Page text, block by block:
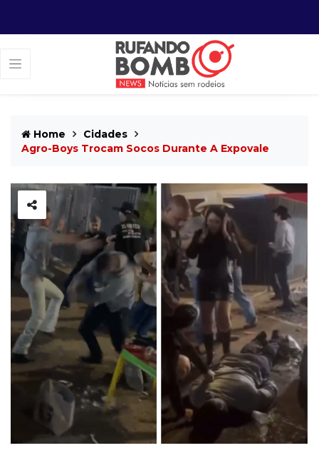
Home
Cidades
Agro-Boys Trocam Socos Durante A Expovale